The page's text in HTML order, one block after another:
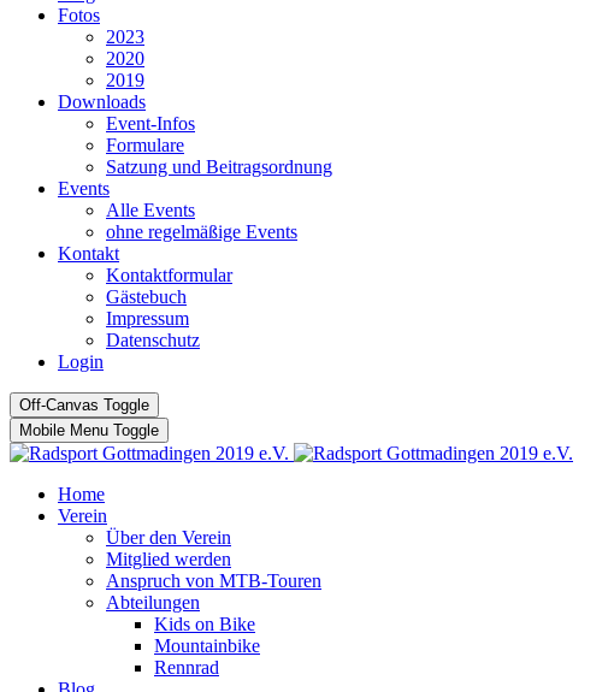
Fotos
2023
2020
2019
Downloads
Event-Infos
Formulare
Satzung und Beitragsordnung
Events
Alle Events
ohne regelmäßige Events
Kontakt
Kontaktformular
Gästebuch
Impressum
Datenschutz
Login
Off-Canvas Toggle
Mobile Menu Toggle
Home
Verein
Über den Verein
Mitglied werden
Anspruch von MTB-Touren
Abteilungen
Kids on Bike
Mountainbike
Rennrad